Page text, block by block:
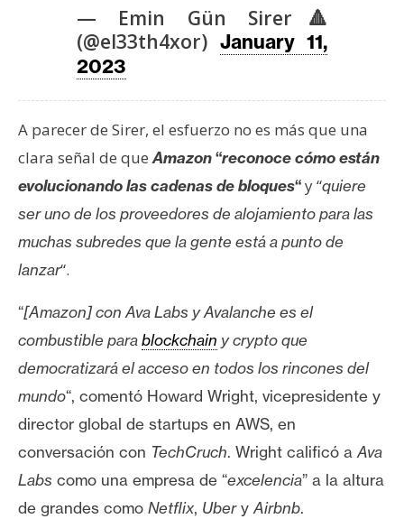
— Emin Gün Sirer🔺
(@el33th4xor) January 11,
2023
A parecer de Sirer, el esfuerzo no es más que una
clara señal de queAmazon“reconoce cómo están
evolucionando las cadenas de bloques“y “quiere
ser uno de los proveedores de alojamiento para las
muchas subredes que la gente está a punto de
lanzar“.
“[Amazon] con Ava Labs y Avalanche es el
combustible parablockchain y crypto que
democratizará el acceso en todos los rincones del
mundo“, comentó Howard Wright, vicepresidente y
director global de startups en AWS, en
conversación con TechCruch. Wright calificó aAva
Labs como una empresa de “excelencia” a la altura
de grandes como Netflix, UberyAirbnb.